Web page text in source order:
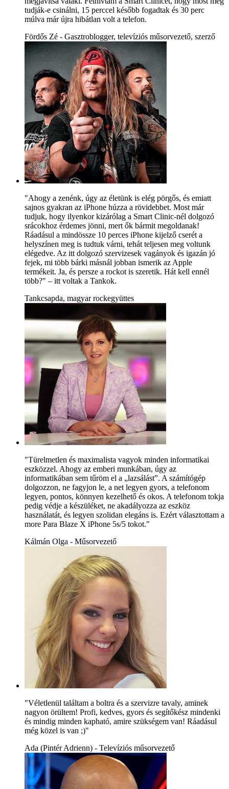
tudják-e csinálni, 15 perccel később fogadtak és 30 perc
múlva már újra hibátlan volt a telefon.
Fördős Zé - Gasztroblogger, televíziós műsorvezető, szerző
"Ahogy a zenénk, úgy az életünk is elég pörgős, és emiatt
sajnos gyakran az iPhone húzza a rövidebbet. Most már
tudjuk, hogy ilyenkor kizárólag a Smart Clinic-nél dolgozó
srácokhoz érdemes jönni, mert ők bármit megoldanak!
Ráadásul a mindössze 10 perces iPhone kijelző cserét a
helyszínen meg is tudtuk várni, tehát teljesen meg voltunk
elégedve. Az itt dolgozó szervizesek vagányok és igazán jó
fejek, mi több bárki másnál jobban ismerik az Apple
termékeit. Ja, és persze a rockot is szeretik. Hát kell ennél
több?" – itt voltak a Tankok.
Tankcsapda, magyar rockegyüttes
"Türelmetlen és maximalista vagyok minden informatikai
eszközzel. Ahogy az emberi munkában, úgy az
informatikában sem tűröm el a „lazsálást”. A számítógép
dolgozzon, ne fagyjon le, a net legyen gyors, a telefonom
legyen, pontos, könnyen kezelhető és okos. A telefonom tokja
pedig védje a készüléket, ne akadályozza az eszköz
használatát, és legyen szolidan elegáns is. Ezért választottam a
more Para Blaze X iPhone 5s/5 tokot."
Kálmán Olga - Műsorvezető
"Véletlenül találtam a boltra és a szervizre tavaly, aminek
nagyon örültem! Profi, kedves, gyors és segítőkész mindenki
és mindig minden kapható, amire szükségem van! Ráadásul
még közel is van ;)"
Ada (Pintér Adrienn) - Televíziós műsorvezető